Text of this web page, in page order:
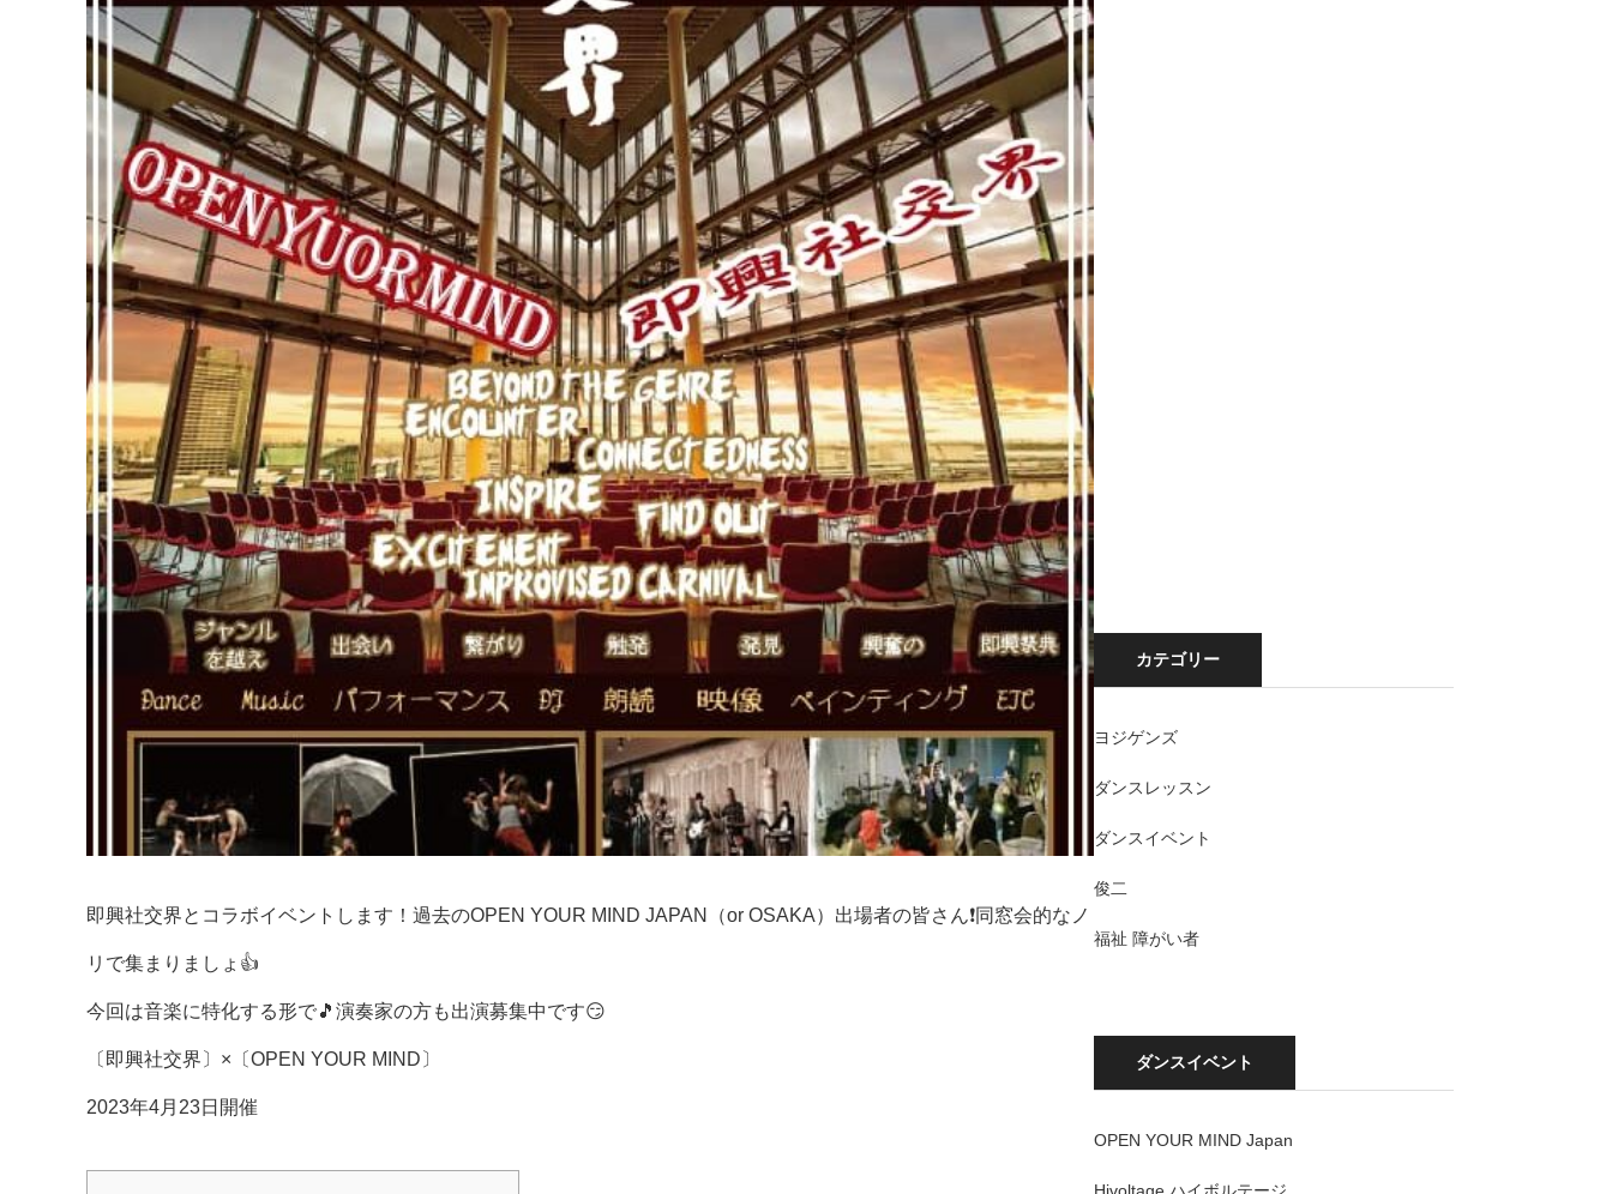
即興社交界とコラボイベントします！過去のOPEN YOUR MIND JAPAN（or OSAKA）出場者の皆さん❗️同窓会的なノ
リで集まりましょ👍
今回は音楽に特化する形で🎵演奏家の方も出演募集中です😏
〔即興社交界〕×〔OPEN YOUR MIND〕
2023年4月23日開催
カテゴリー
ヨジゲンズ
ダンスレッスン
ダンスイベント
俊二
福祉 障がい者
ダンスイベント
OPEN YOUR MIND Japan